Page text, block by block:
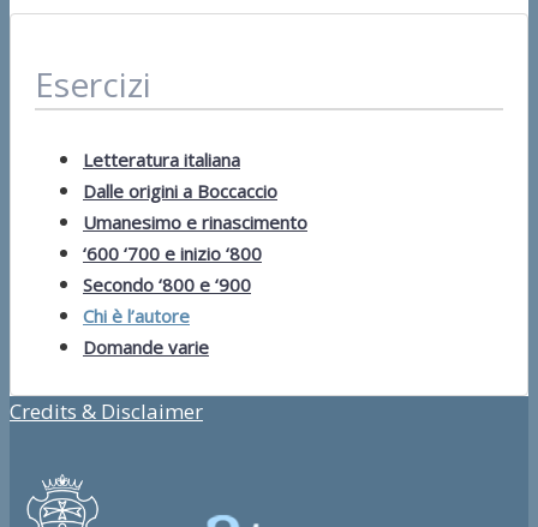
Esercizi
Letteratura italiana
Dalle origini a Boccaccio
Umanesimo e rinascimento
‘600 ‘700 e inizio ‘800
Secondo ‘800 e ‘900
Chi è l’autore
Domande varie
Credits & Disclaimer